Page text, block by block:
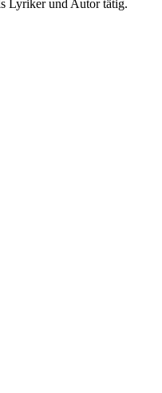
Lyriker und Autor tätig.